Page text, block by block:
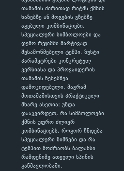
თამაშის ძირითად რიტმს ქმნის
ხაზებზე ან მოგების გზებზე
აგებული კომბინაციები,
სპეციალური სიმბოლოები და
დემო რეჟიმში მარტივად
შესამოწმებელი ტემპი. ზუსტი
პარამეტრები კონკრეტულ
ვერსიასა და პროვაიდერის
თამაშის წესებზეა
დამოკიდებული, მაგრამ
მოთამაშისთვის პრაქტიკული
მხარე ასეთია: უნდა
დააკვირდეთ, რა სიმბოლოები
ქმნის უფრო ძლიერ
კომბინაციებს, როგორ ჩნდება
სპეციალური ნიშნები და რა
ტემპით მოძრაობს ბალანსი
რამდენიმე ათეული სპინის
განმავლობაში.